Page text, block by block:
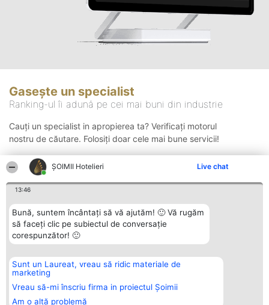
ȘOIMII Hotelieri Live chat
13:46
Bună, suntem încântați să vă ajutăm! 🙂 Vă rugăm
să faceți clic pe subiectul de conversație
corespunzător! 🙂
Sunt un Laureat, vreau să ridic materiale de
marketing
Vreau să-mi înscriu firma in proiectul Șoimii
Am o altă problemă
Gasește un specialist
Ranking-ul îi adună pe cei mai buni din industrie
Cauți un specialist in apropierea ta? Verificați motorul
nostru de căutare. Folosiți doar cele mai bune servicii!
Organizator Ranking
BRIGHT SOLUTIONS BR SRL
Aleea Timisul De Sus 2 Bl. A30
Sc. A Et. 4 Ap. 13 Cod 061952
București
Plebiscyt
Lista Tuturor
Laureaților
Contact